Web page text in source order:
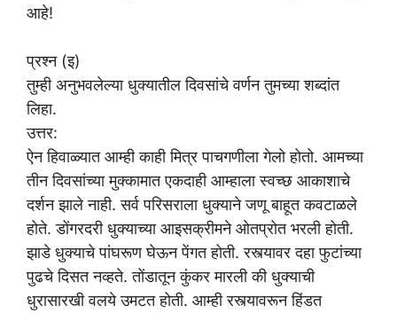
आहे!
प्रश्न (इ)
तुम्ही अनुभवलेल्या धुक्यातील दिवसांचे वर्णन तुमच्या शब्दांत
लिहा.
उत्तर:
ऐन हिवाळ्यात आम्ही काही मित्र पाचगणीला गेलो होतो. आमच्या
तीन दिवसांच्या मुक्कामात एकदाही आम्हाला स्वच्छ आकाशाचे
दर्शन झाले नाही. सर्व परिसराला धुक्याने जणू बाहूत कवटाळले
होते. डोंगरदरी धुक्याच्या आइसक्रीमने ओतप्रोत भरली होती.
झाडे धुक्याचे पांघरूण घेऊन पेंगत होती. रस्त्यावर दहा फुटांच्या
पुढचे दिसत नव्हते. तोंडातून कुंकर मारली की धुक्याची
धुरासारखी वलये उमटत होती. आम्ही रस्त्यावरून हिंडत